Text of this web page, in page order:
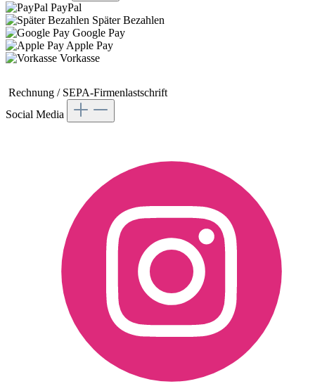
PayPal
Später Bezahlen
Google Pay
Apple Pay
Vorkasse